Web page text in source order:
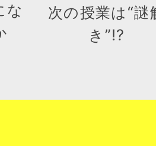
な
次の授業は“謎
き”!?